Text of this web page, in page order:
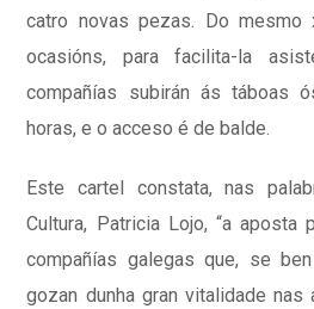
catro novas pezas. Do mesmo
ocasións, para facilita-la
compañías subirán ás táboas
horas, e o acceso é de balde.
Este cartel constata, nas
Cultura, Patricia Lojo, “a aposta
compañías galegas que, se
gozan dunha gran vitalidade